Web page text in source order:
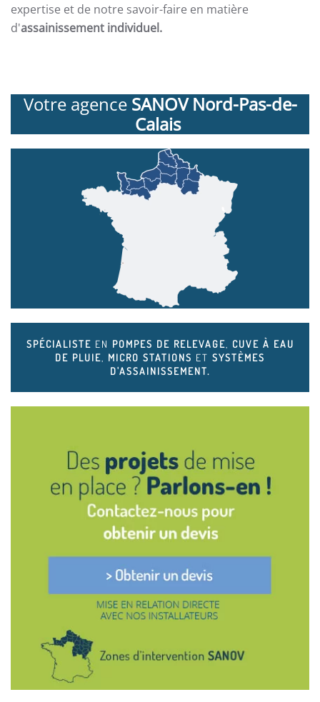
expertise et de notre savoir-faire en matière
d'assainissement individuel.
Votre agenceSANOV Nord-Pas-de-
Calais
SPÉCIALISTE EN POMPES DE RELEVAGE
CUVE À EAU
DE PLUIE
MICRO STATIONS ET SYSTÈMES
D'ASSAINISSEMENT.